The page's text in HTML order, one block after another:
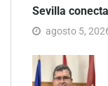
Sevilla
agosto 5,